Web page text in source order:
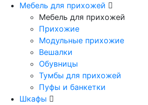
Мебель для прихожей
Мебель для прихожей
Прихожие
Модульные прихожие
Вешалки
Обувницы
Тумбы для прихожей
Пуфы и банкетки
Шкафы